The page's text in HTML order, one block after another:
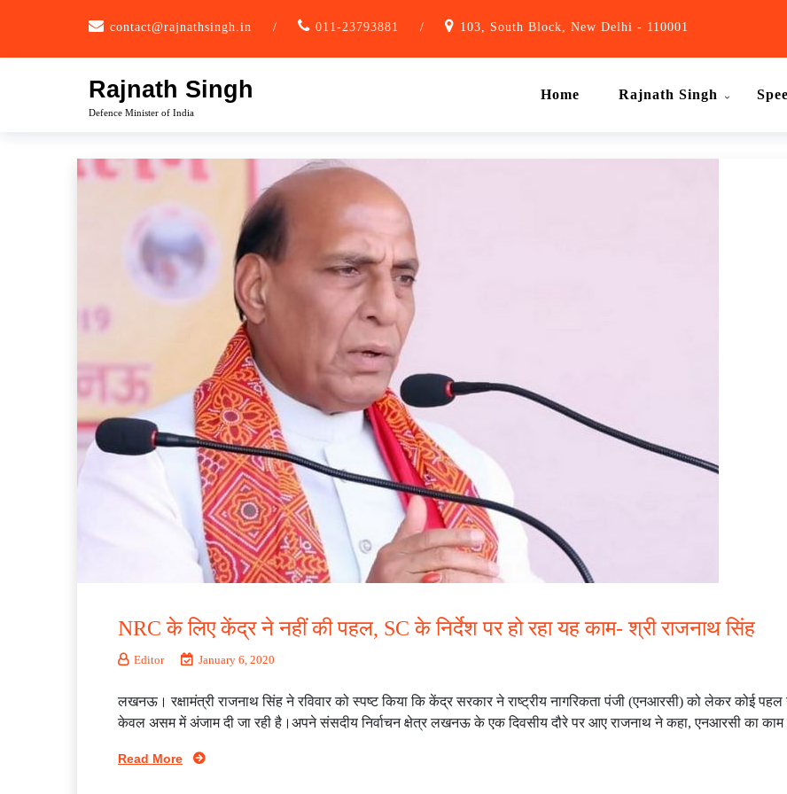
contact@rajnathsingh.in / 011-23793881 / 103, South Block, New Delhi - 110001
Rajnath Singh
Defence Minister of India
Home Rajnath Singh
NRC के लिए केंद्र ने नहीं की पहल, SC के निर्देश पर हो रहा यह काम- श्री राजनाथ सिंह
Editor January 6, 2020
लखनऊ। रक्षामंत्री राजनाथ सिंह ने रविवार को स्पष्ट किया कि केंद्र सरकार ने राष्ट्रीय नागरिकता पंजी (एनआरसी) को लेकर कोई
केवल असम में अंजाम दी जा रही है।अपने संसदीय निर्वाचन क्षेत्र लखनऊ के एक दिवसीय दौरे पर आए राजनाथ ने कहा, एनआरसी का
Read More